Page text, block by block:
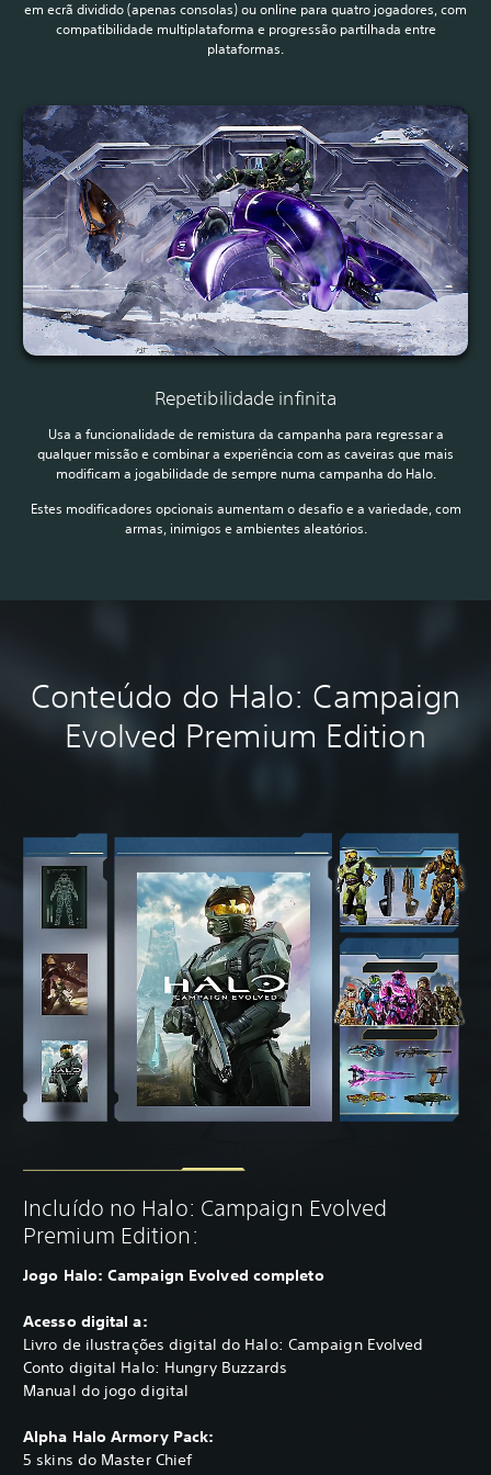
em ecrã dividido (apenas consolas) ou online para quatro jogadores, com
compatibilidade multiplataforma e progressão partilhada entre
plataformas.
Repetibilidade infinita
Usa a funcionalidade de remistura da campanha para regressar a
qualquer missão e combinar a experiência com as caveiras que mais
modificam a jogabilidade de sempre numa campanha do Halo.
Estes modificadores opcionais aumentam o desafio e a variedade, com
armas, inimigos e ambientes aleatórios.
Conteúdo do Halo: Campaign
Evolved Premium Edition
Incluído no Halo: Campaign Evolved
Premium Edition:
Jogo Halo: Campaign Evolved completo
Acesso digital a:
Livro de ilustrações digital do Halo: Campaign Evolved
Conto digital Halo: Hungry Buzzards
Manual do jogo digital
Alpha Halo Armory Pack:
5 skins do Master Chief